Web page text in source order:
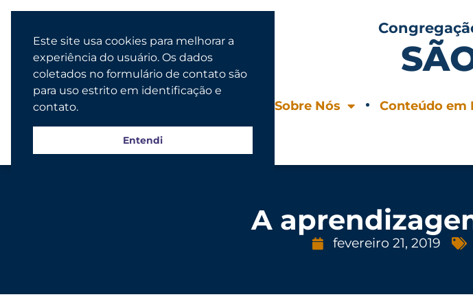
Sobre Nós Conteúdo em
A
fevereiro 21, 2019
Este site usa cookies para melhorar a
experiência do usuário. Os dados
coletados no formulário de contato são
para uso estrito em identificação e
contato.
Entendi